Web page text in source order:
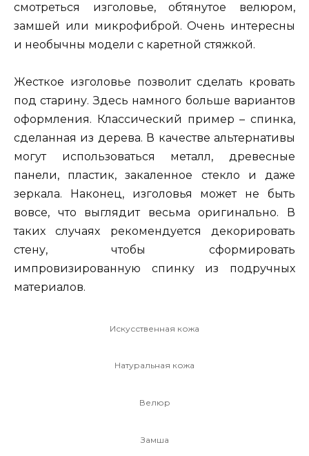
смотреться изголовье, обтянутое велюром,
замшей или микрофиброй. Очень интересны
и необычны модели с каретной стяжкой.
Жесткое изголовье позволит сделать кровать
под старину. Здесь намного больше вариантов
оформления. Классический пример – спинка,
сделанная из дерева. В качестве альтернативы
могут использоваться металл, древесные
панели, пластик, закаленное стекло и даже
зеркала. Наконец, изголовья может не быть
вовсе, что выглядит весьма оригинально. В
таких случаях рекомендуется декорировать
стену, чтобы сформировать
импровизированную спинку из подручных
материалов.
Искусственная кожа
Натуральная кожа
Велюр
Замша